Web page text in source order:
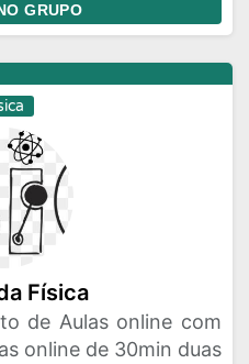
GRUPO
Física
de Aulas online com
online de 30min duas